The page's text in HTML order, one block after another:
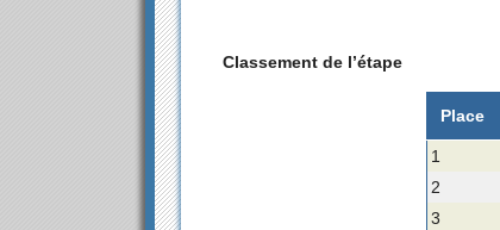
Classement de l’étape
Place
1
2
3